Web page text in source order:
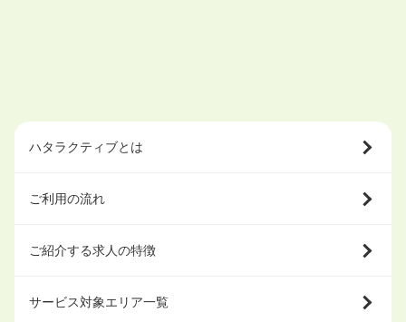
ハタラクティブとは
ご利用の流れ
ご紹介する求人の特徴
サービス対象エリア一覧